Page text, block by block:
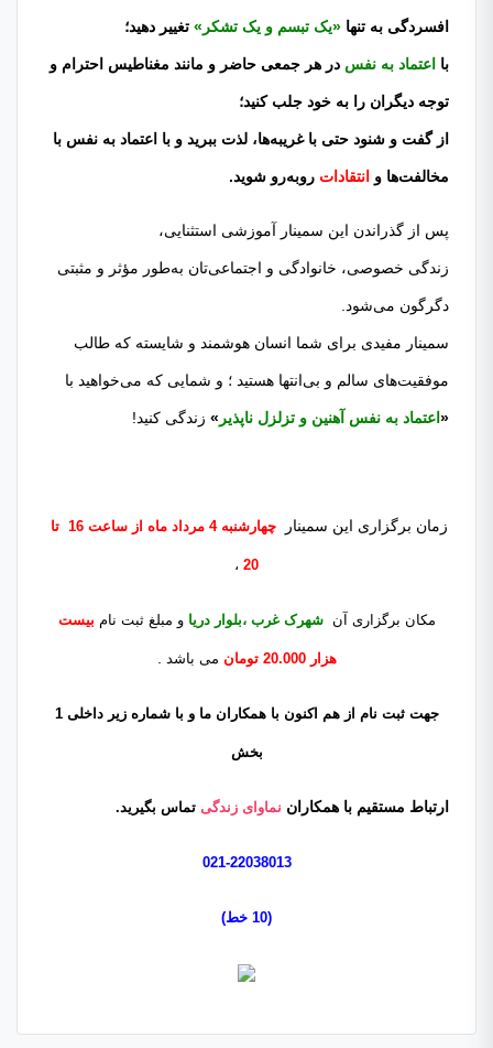
افسردگی به تنها «یک تبسم و یک تشکر» تغییر دهید؛
با اعتماد به نفس در هر جمعی حاضر و مانند مغناطیس احترام و
توجه دیگران را به خود جلب کنید؛
از گفت و شنود حتی با غریبه‌ها، لذت ببرید و با اعتماد به نفس با
مخالفت‌ها و انتقادات رو‌به‌رو ‌شوید.
پس از گذراندن این سمینار آموزشی استثنایی،
زندگی خصوصی، خانوادگی و اجتماعی‌تان به‌طور مؤثر و مثبتی
دگرگون می‌شود.
سمینار مفیدی برای شما انسان هوشمند و شایسته که طالب
موفقیت‌های سالم و بی‌انتها هستید ؛ و شمایی که می‌خواهید با
« اعتماد به نفس آهنین و تزلزل ناپذیر » زندگی کنید!
زمان برگزاری این سمینارچهارشنبه 4 مرداد ماه از ساعت 16 تا
20 ،
مکان برگزاری آن شهرک غرب ،بلوار دریا و مبلغ ثبت نام بيست
هزار 20.000 تومان می باشد
جهت ثبت نام از هم اکنون با همکاران ما و با شماره زیر داخلی 1
بخش
ارتباط مستقیم با همکاران نماوای زندگی تماس بگیرید.
021-22038013
(10 خط )